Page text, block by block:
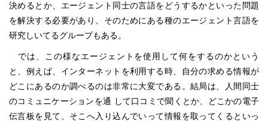
決めるとか、エージェント同士の言語をどうするかといった問題
を解決する必要があり、そのためにある種のエージェント言語を
研究しいてるグループもある。
では、この様なエージェントを使用して何をするのかという
と、例えば、インターネットを利用する時、自分の求める情報が
どこにあるのか調べるのは非常に大変である。結局は、人間同士
のコミュニケーションを通 して口コミで聞くとか、どこかの電子
伝言板を見て、そこへ入り込んでいって情報を取ってくるといっ